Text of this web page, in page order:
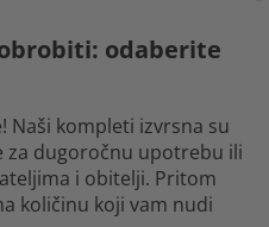
odaberite
Naši kompleti izvrsna su
za dugoročnu upotrebu ili
i obitelji. Pritom
količinu koji vam nudi